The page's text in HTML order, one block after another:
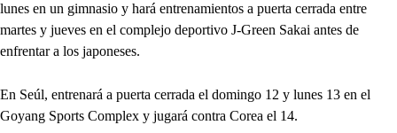
lunes en un gimnasio y hará entrenamientos a puerta cerrada entre
martes y jueves en el complejo deportivo J-Green Sakai antes de
enfrentar a los japoneses.
En Seúl, entrenará a puerta cerrada el domingo 12 y lunes 13 en el
Goyang Sports Complex y jugará contra Corea el 14.